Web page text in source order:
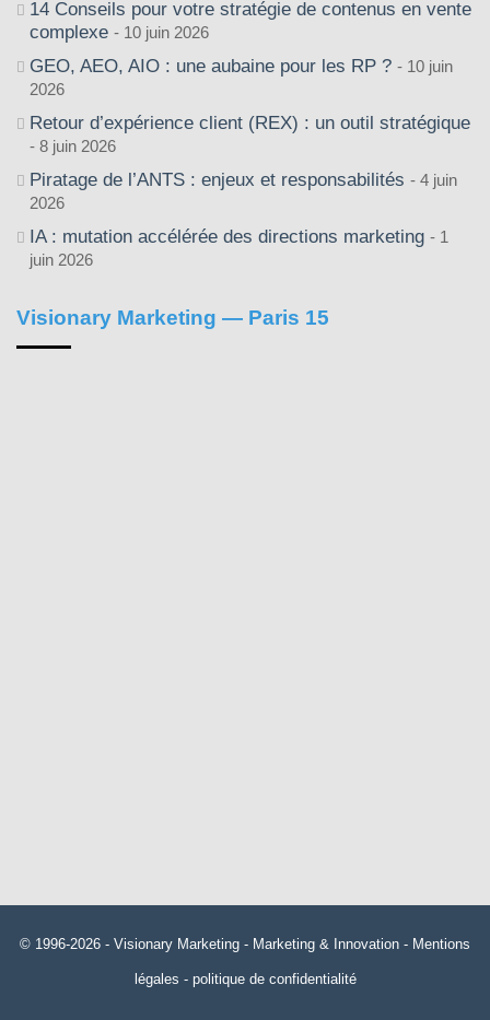
14 Conseils pour votre stratégie de contenus en vente
complexe
10 juin 2026
GEO, AEO, AIO : une aubaine pour les RP ?
10 juin
2026
Retour d’expérience client (REX) : un outil stratégique
8 juin 2026
Piratage de l’ANTS : enjeux et responsabilités
4 juin
2026
IA : mutation accélérée des directions marketing
1
juin 2026
Visionary Marketing — Paris 15
© 1996-2026 - Visionary Marketing - Marketing & Innovation - Mentions
légales - politique de confidentialité